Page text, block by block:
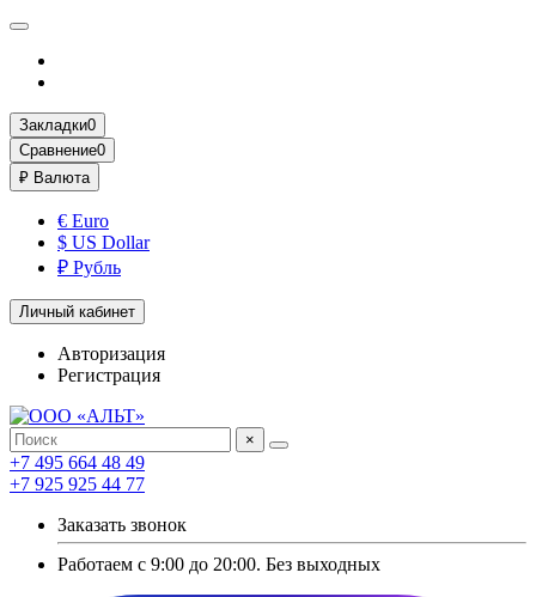
Закладки0
Сравнение0
₽ Валюта
€ Euro
$ US Dollar
₽ Рубль
Личный кабинет
Авторизация
Регистрация
×
+7 495 664 48 49
+7 925 925 44 77
Заказать звонок
Работаем с 9:00 до 20:00. Без выходных